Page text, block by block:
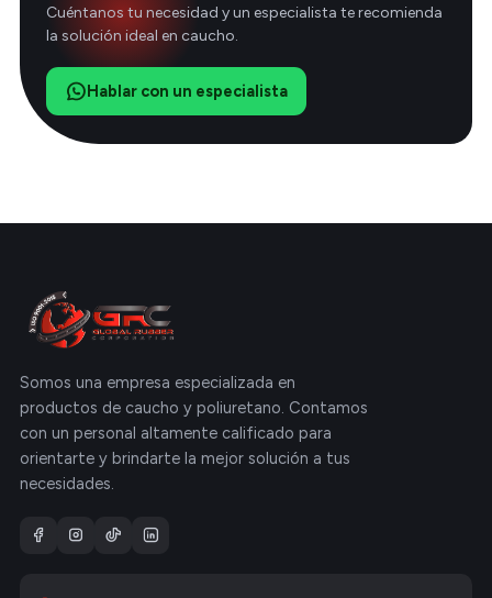
Cuéntanos tu necesidad y un especialista te recomienda
la solución ideal en caucho.
Hablar con un especialista
Somos una empresa especializada en
productos de caucho y poliuretano. Contamos
con un personal altamente calificado para
orientarte y brindarte la mejor solución a tus
necesidades.